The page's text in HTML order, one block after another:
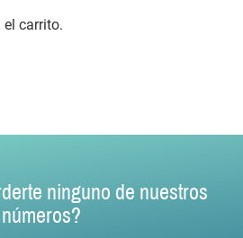
el carrito.
ninguno de nuestros
números?